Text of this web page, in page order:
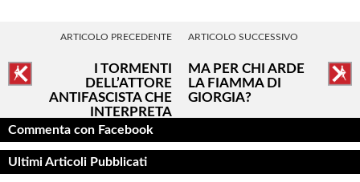
ARTICOLO PRECEDENTE
I TORMENTI
DELL’ATTORE
ANTIFASCISTA CHE
INTERPRETA
MUSSOLINI
ARTICOLO SUCCESSIVO
MA PER CHI ARDE
LA FIAMMA DI
GIORGIA?
Commenta con Facebook
Ultimi Articoli Pubblicati